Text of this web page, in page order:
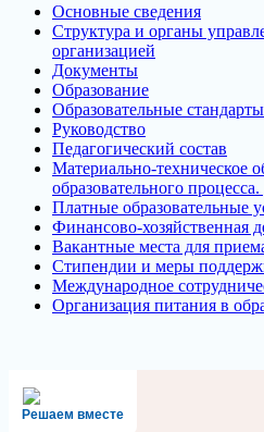
Основные сведения
Структура и органы
организацией
Документы
Образование
Образовательные
Руководство
Педагогический состав
Материально-техническое
образовательного
Платные образовательные
Финансово-хозяйственная
Вакантные места для
Стипендии и меры
Международное
Организация питания в
Решаем вместе